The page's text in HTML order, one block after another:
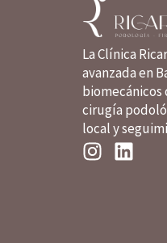
La Clínica
avanzada en
biomecánicos
cirugía
local y